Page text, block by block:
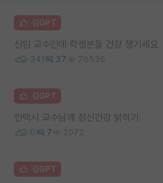
김GPT
신임 교수인데 학생분들 건강 챙기세요
341 37 76536
김GPT
컨택시 교수님께 정신건강 밝히기
0 7 2072
김GPT